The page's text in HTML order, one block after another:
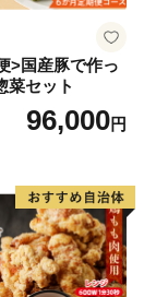
>国産豚で作っ
菜セット
96,000円